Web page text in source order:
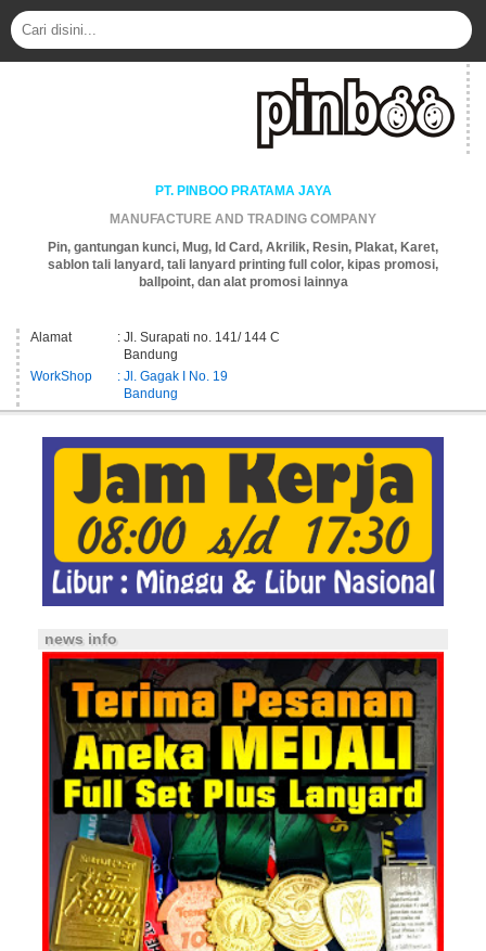
PT. PINBOO PRATAMA JAYA
MANUFACTURE AND TRADING COMPANY
Pin, gantungan kunci, Mug, Id Card, Akrilik, Resin, Plakat, Karet,
sablon tali lanyard, tali lanyard printing full color, kipas promosi,
ballpoint, dan alat promosi lainnya
Alamat
: Jl. Surapati no. 141/ 144 C
Bandung
WorkShop
: Jl. Gagak I No. 19
Bandung
news info